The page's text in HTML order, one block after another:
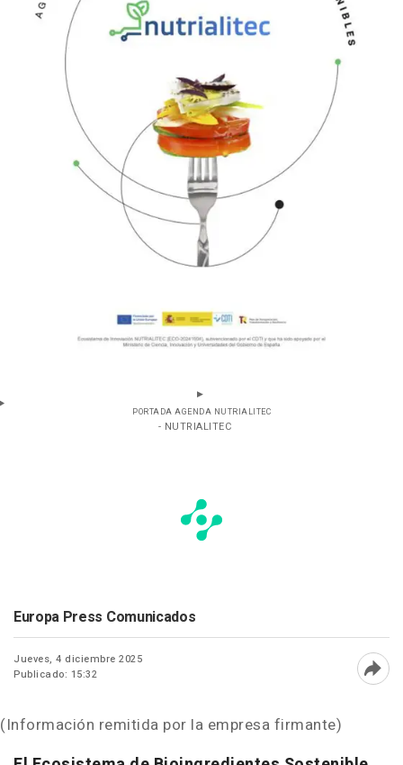
PORTADA AGENDA NUTRIALITEC
- NUTRIALITEC
Europa Press Comunicados
Jueves, 4 diciembre 2025
Publicado: 15:32
(Información remitida por la empresa firmante)